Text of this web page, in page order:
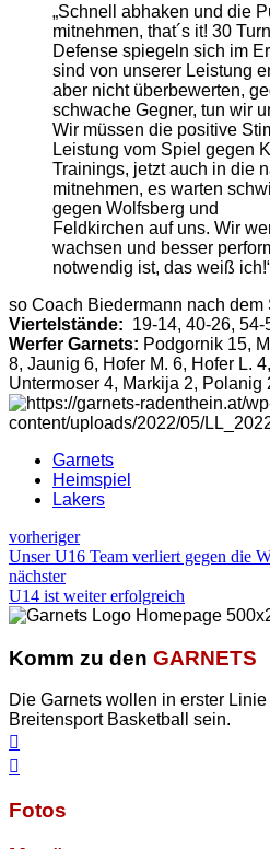
„Schnell abhaken und die
mitnehmen, that´s it! 30
Defense spiegeln sich im
sind von unserer Leistung
aber nicht überbewerten,
schwache Gegner, tun wir
Wir müssen die positive
Leistung vom Spiel gegen
Trainings, jetzt auch in die
mitnehmen, es warten
gegen Wolfsberg und
Feldkirchen auf uns. Wir
wachsen und besser
notwendig ist, das weiß
so Coach Biedermann nach dem
Viertelstände: 19-14, 40-26, 54-
Werfer Garnets: Podgornik 15,
8, Jaunig 6, Hofer M. 6, Hofer L.
Untermoser 4, Markija 2, Polanig
Garnets
Heimspiel
Lakers
vorheriger
Unser U16 Team verliert gegen die
nächster
U14 ist weiter erfolgreich
Komm zu den GARNETS
Die Garnets wollen in erster
Breitensport Basketball sein.
Fotos